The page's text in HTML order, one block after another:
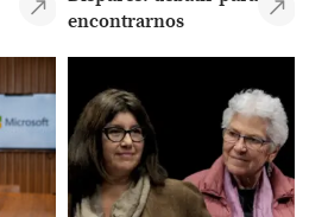
encontrarnos